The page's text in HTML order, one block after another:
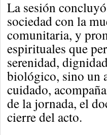
La sesión
sociedad con la
comunitaria, y
espirituales que
serenidad,
biológico, sino un
cuidado,
de la jornada, el
cierre del acto.